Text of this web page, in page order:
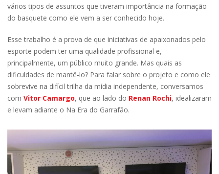
vários tipos de assuntos que tiveram importância na formação
do basquete como ele vem a ser conhecido hoje.
Esse trabalho é a prova de que iniciativas de apaixonados pelo
esporte podem ter uma qualidade profissional e,
principalmente, um público muito grande. Mas quais as
dificuldades de mantê-lo? Para falar sobre o projeto e como ele
sobrevive na difícil trilha da mídia independente, conversamos
com Vitor Camargo, que ao lado do Renan Rochi, idealizaram
e levam adiante o Na Era do Garrafão.